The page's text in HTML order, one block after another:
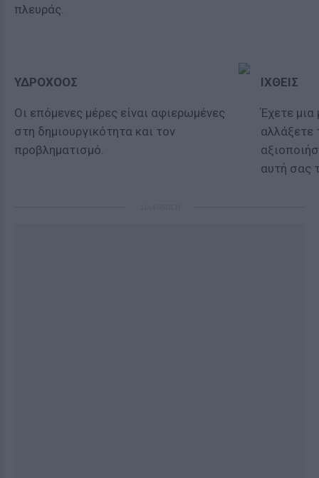
πλευράς.
ΥΔΡΟΧΟΟΣ
Οι επόμενες μέρες είναι αφιερωμένες
στη δημιουργικότητα και τον
προβληματισμό.
ΙΧΘΕΙΣ
Έχετε μια
αλλάξετε
αυτή σας